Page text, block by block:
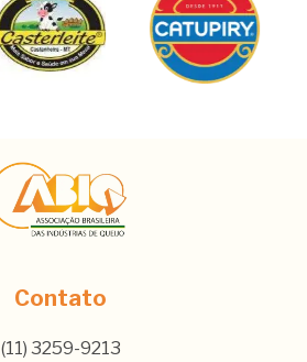
Contato
(11) 3259-9213